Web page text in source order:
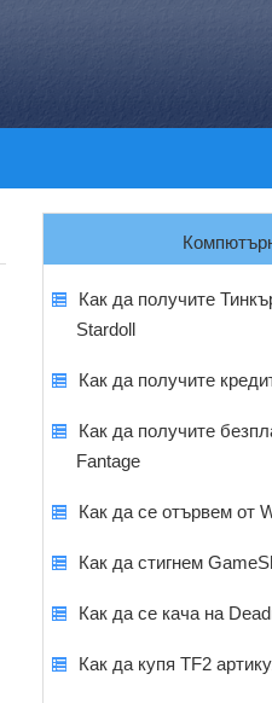
Как да получите
Stardoll
Как да получите
Как да получите
Fantage
Как да се отървем от
Как да стигнем
Как да се кача на
Как да купя TF2